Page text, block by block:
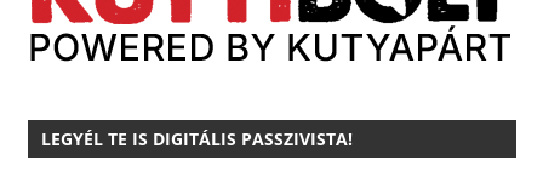
LEGYÉL TE IS DIGITÁLIS PASSZIVISTA!